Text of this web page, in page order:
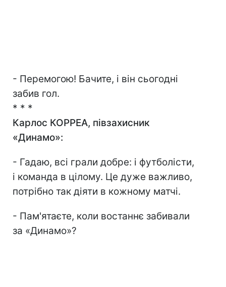
- Перемогою! Бачите, і він сьогодні
забив гол.
* * *
Карлос КОРРЕА, півзахисник
«Динамо»:
- Гадаю, всі грали добре: і футболісти,
і команда в цілому. Це дуже важливо,
потрібно так діяти в кожному матчі.
- Пам'ятаєте, коли востаннє забивали
за «Динамо»?